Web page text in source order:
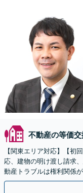
不動産の等価交
【関東エリア対応】【初
応、建物の明け渡し請求
動産トラブルは権利関係
ひ弁護士にご相談くださ